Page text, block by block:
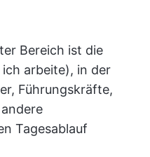
Bereich ist die
ich arbeite), in der
Führungskräfte,
Tagesablauf